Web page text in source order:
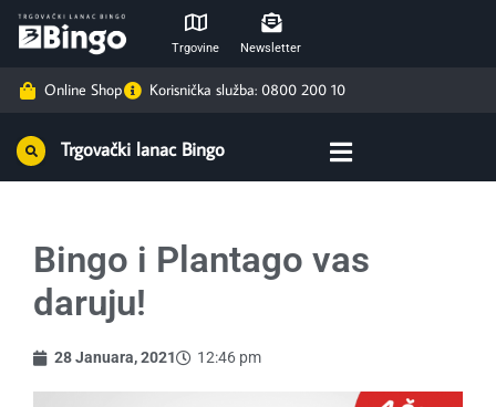
Trgovine Newsletter
Online Shop Korisnička služba: 0800 200 10
Trgovački lanac Bingo
Bingo i Plantago vas
daruju!
28 Januara, 2021 12:46 pm